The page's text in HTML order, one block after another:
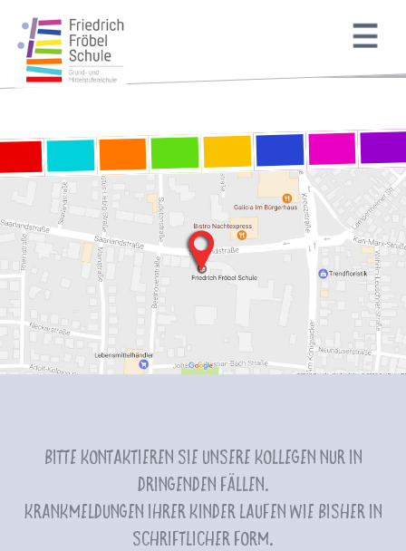
Bitte kontaktieren Sie unsere Kollegen nur in
dringenden Fällen.
Krankmeldungen Ihrer Kinder laufen wie bisher in
schriftlicher Form.